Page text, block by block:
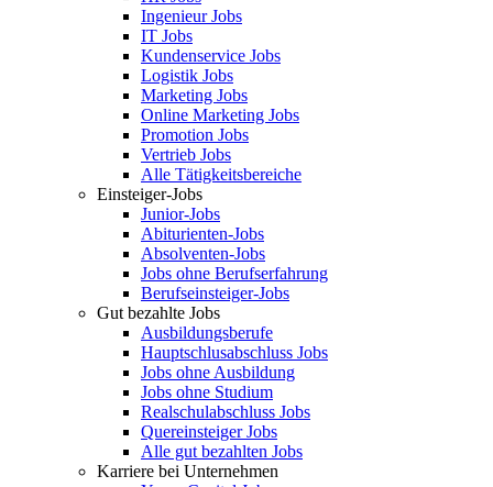
Ingenieur Jobs
IT Jobs
Kundenservice Jobs
Logistik Jobs
Marketing Jobs
Online Marketing Jobs
Promotion Jobs
Vertrieb Jobs
Alle Tätigkeitsbereiche
Einsteiger-Jobs
Junior-Jobs
Abiturienten-Jobs
Absolventen-Jobs
Jobs ohne Berufserfahrung
Berufseinsteiger-Jobs
Gut bezahlte Jobs
Ausbildungsberufe
Hauptschlusabschluss Jobs
Jobs ohne Ausbildung
Jobs ohne Studium
Realschulabschluss Jobs
Quereinsteiger Jobs
Alle gut bezahlten Jobs
Karriere bei Unternehmen